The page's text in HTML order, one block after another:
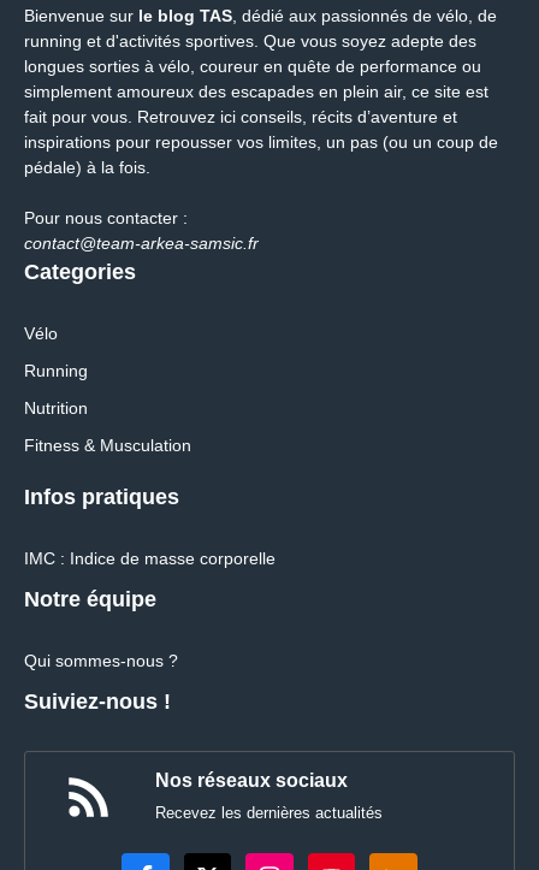
Bienvenue sur le blog TAS , dédié aux passionnés de vélo, de
running et d'activités sportives. Que vous soyez adepte des
longues sorties à vélo, coureur en quête de performance ou
simplement amoureux des escapades en plein air, ce site est
fait pour vous. Retrouvez ici conseils, récits d’aventure et
inspirations pour repousser vos limites, un pas (ou un coup de
pédale) à la fois.
Pour nous contacter :
contact@team-arkea-samsic.fr
Categories
Vélo
Running
Nutrition
Fitness & Musculation
Infos pratiques
IMC : Indice de masse corporelle
Notre équipe
Qui sommes-nous ?
Suiviez-nous !
Nos réseaux sociaux
Recevez les dernières actualités